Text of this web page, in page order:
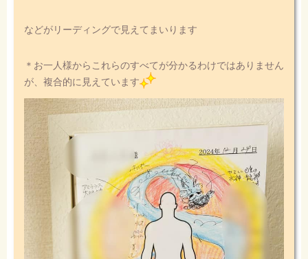
などがリーディングで見えてまいります
＊お一人様からこれらのすべてが分かるわけではありません
が、複合的に見えています